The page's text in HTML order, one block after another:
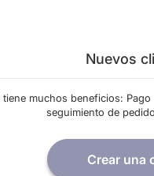
Nuevos
tiene muchos beneficios:
seguimiento de
Crear una